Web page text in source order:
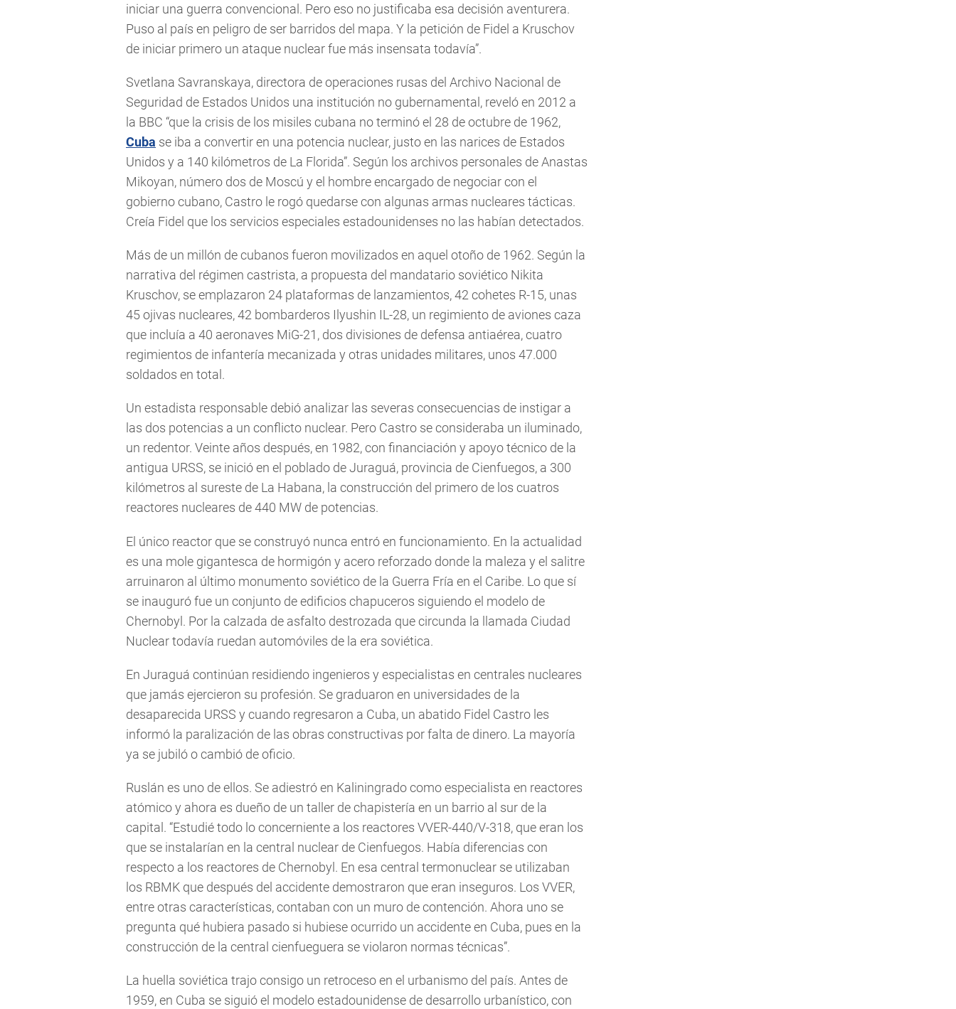
iniciar una guerra convencional. Pero eso no justificaba esa decisión aventurera.
Puso al país en peligro de ser barridos del mapa. Y la petición de Fidel a Kruschov
de iniciar primero un ataque nuclear fue más insensata todavía”.
Svetlana Savranskaya, directora de operaciones rusas del Archivo Nacional de
Seguridad de Estados Unidos una institución no gubernamental, reveló en 2012 a
la BBC “que la crisis de los misiles cubana no terminó el 28 de octubre de 1962,
Cuba se iba a convertir en una potencia nuclear, justo en las narices de Estados
Unidos y a 140 kilómetros de La Florida”. Según los archivos personales de Anastas
Mikoyan, número dos de Moscú y el hombre encargado de negociar con el
gobierno cubano, Castro le rogó quedarse con algunas armas nucleares tácticas.
Creía Fidel que los servicios especiales estadounidenses no las habían detectados.
Más de un millón de cubanos fueron movilizados en aquel otoño de 1962. Según la
narrativa del régimen castrista, a propuesta del mandatario soviético Nikita
Kruschov, se emplazaron 24 plataformas de lanzamientos, 42 cohetes R-15, unas
45 ojivas nucleares, 42 bombarderos Ilyushin IL-28, un regimiento de aviones caza
que incluía a 40 aeronaves MiG-21, dos divisiones de defensa antiaérea, cuatro
regimientos de infantería mecanizada y otras unidades militares, unos 47.000
soldados en total.
Un estadista responsable debió analizar las severas consecuencias de instigar a
las dos potencias a un conflicto nuclear. Pero Castro se consideraba un iluminado,
un redentor. Veinte años después, en 1982, con financiación y apoyo técnico de la
antigua URSS, se inició en el poblado de Juraguá, provincia de Cienfuegos, a 300
kilómetros al sureste de La Habana, la construcción del primero de los cuatros
reactores nucleares de 440 MW de potencias.
El único reactor que se construyó nunca entró en funcionamiento. En la actualidad
es una mole gigantesca de hormigón y acero reforzado donde la maleza y el salitre
arruinaron al último monumento soviético de la Guerra Fría en el Caribe. Lo que sí
se inauguró fue un conjunto de edificios chapuceros siguiendo el modelo de
Chernobyl. Por la calzada de asfalto destrozada que circunda la llamada Ciudad
Nuclear todavía ruedan automóviles de la era soviética.
En Juraguá continúan residiendo ingenieros y especialistas en centrales nucleares
que jamás ejercieron su profesión. Se graduaron en universidades de la
desaparecida URSS y cuando regresaron a Cuba, un abatido Fidel Castro les
informó la paralización de las obras constructivas por falta de dinero. La mayoría
ya se jubiló o cambió de oficio.
Ruslán es uno de ellos. Se adiestró en Kaliningrado como especialista en reactores
atómico y ahora es dueño de un taller de chapistería en un barrio al sur de la
capital. “Estudié todo lo concerniente a los reactores VVER-440/V-318, que eran los
que se instalarían en la central nuclear de Cienfuegos. Había diferencias con
respecto a los reactores de Chernobyl. En esa central termonuclear se utilizaban
los RBMK que después del accidente demostraron que eran inseguros. Los VVER,
entre otras características, contaban con un muro de contención. Ahora uno se
pregunta qué hubiera pasado si hubiese ocurrido un accidente en Cuba, pues en la
construcción de la central cienfueguera se violaron normas técnicas”.
La huella soviética trajo consigo un retroceso en el urbanismo del país. Antes de
1959, en Cuba se siguió el modelo estadounidense de desarrollo urbanístico, con